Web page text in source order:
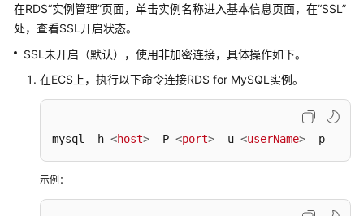
API
参
（安
卡
区
在RDS“实例管理”页面，单击实例名称进入基本信息页面，在“SSL”
处，查看SSL开启状态。
SSL未开启（默认），使用非加密连接，具体操作如下。
在ECS上，执行以下命令连接RDS for MySQL实例。
mysql -h <host> -P <port> -u <userName> -p
示例：